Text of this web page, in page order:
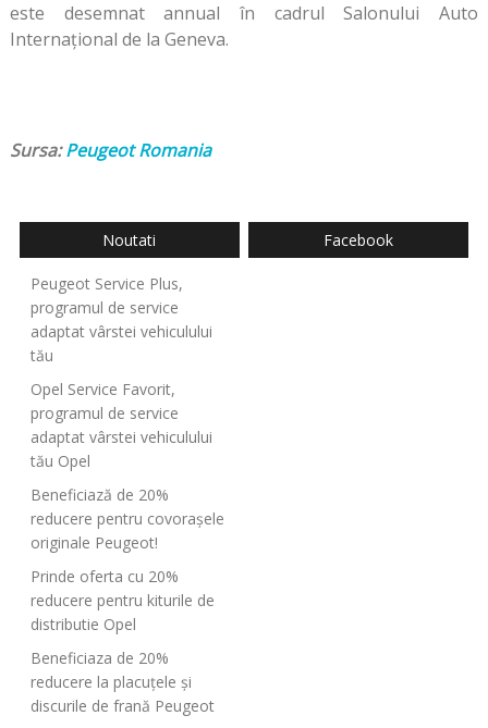
este desemnat annual în cadrul Salonului Auto
Internațional de la Geneva.
Sursa:Peugeot Romania
Noutati
Peugeot Service Plus,
programul de service
adaptat vârstei vehiculului
tău
Opel Service Favorit,
programul de service
adaptat vârstei vehiculului
tău Opel
Beneficiază de 20%
reducere pentru covorașele
originale Peugeot!
Prinde oferta cu 20%
reducere pentru kiturile de
distributie Opel
Beneficiaza de 20%
reducere la placuțele și
discurile de frană Peugeot
Facebook